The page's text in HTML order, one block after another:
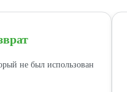
не был использован